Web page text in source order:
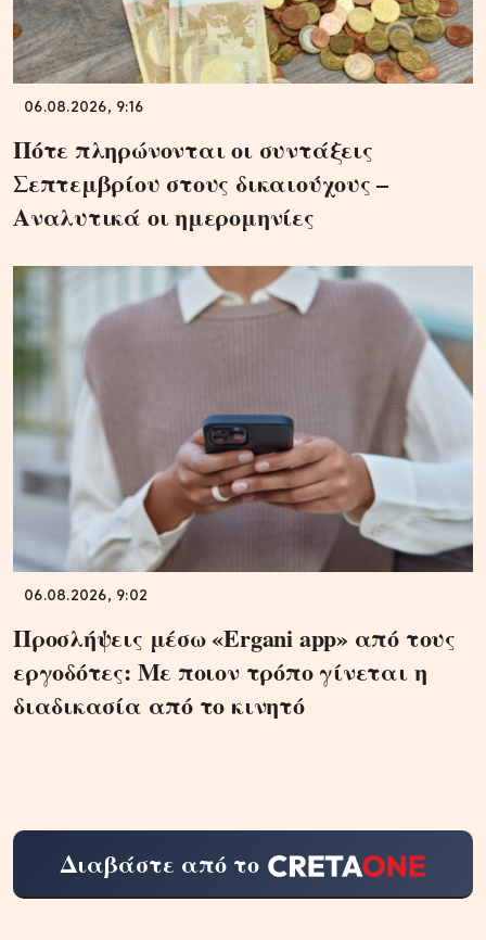
06.08.2026, 9:16
Πότε πληρώνονται οι συντάξεις
Σεπτεμβρίου στους δικαιούχους –
Αναλυτικά οι ημερομηνίες
06.08.2026, 9:02
Προσλήψεις μέσω «Ergani app» από τους
εργοδότες: Με ποιον τρόπο γίνεται η
διαδικασία από το κινητό
Διαβάστε από το